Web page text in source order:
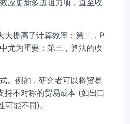
应更新多边阻力项，直至收
大提高了计算效率；第二，P
尤为重要；第三，算法的收
。例如，研究者可以将贸易
持不对称的贸易成本 (如出口
能不同)。